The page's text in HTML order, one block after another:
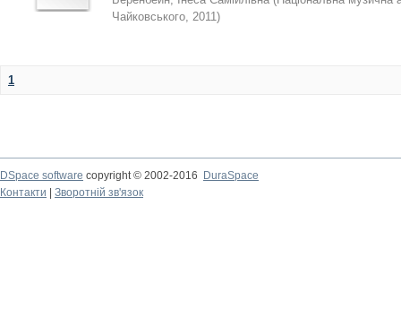
Чайковського, 2011)
1
DSpace software copyright © 2002-2016
DuraSpace
Контакти
Зворотній зв'язок